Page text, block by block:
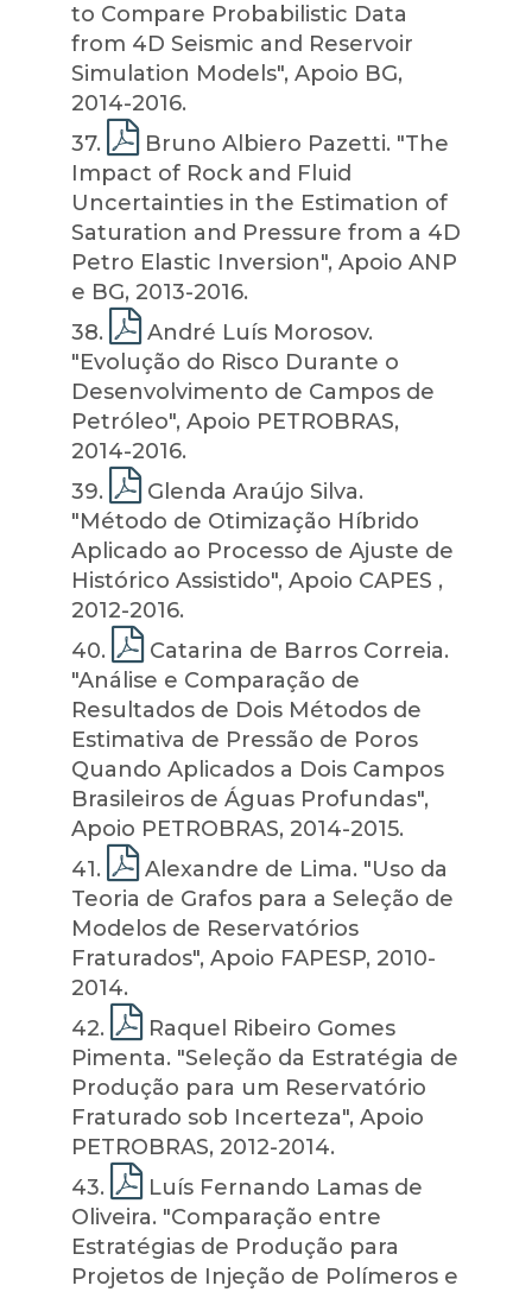
to Compare Probabilistic Data
from 4D Seismic and Reservoir
Simulation Models", Apoio BG,
2014-2016.
37.
Bruno Albiero Pazetti. "The
Impact of Rock and Fluid
Uncertainties in the Estimation of
Saturation and Pressure from a 4D
Petro Elastic Inversion", Apoio ANP
e BG, 2013-2016.
38.
André Luís Morosov.
"Evolução do Risco Durante o
Desenvolvimento de Campos de
Petróleo", Apoio PETROBRAS,
2014-2016.
39.
Glenda Araújo Silva.
"Método de Otimização Híbrido
Aplicado ao Processo de Ajuste de
Histórico Assistido", Apoio CAPES ,
2012-2016.
40.
Catarina de Barros Correia.
"Análise e Comparação de
Resultados de Dois Métodos de
Estimativa de Pressão de Poros
Quando Aplicados a Dois Campos
Brasileiros de Águas Profundas",
Apoio PETROBRAS, 2014-2015.
41.
Alexandre de Lima. "Uso da
Teoria de Grafos para a Seleção de
Modelos de Reservatórios
Fraturados", Apoio FAPESP, 2010-
2014.
42.
Raquel Ribeiro Gomes
Pimenta. "Seleção da Estratégia de
Produção para um Reservatório
Fraturado sob Incerteza", Apoio
PETROBRAS, 2012-2014.
43.
Luís Fernando Lamas de
Oliveira. "Comparação entre
Estratégias de Produção para
Projetos de Injeção de Polímeros e